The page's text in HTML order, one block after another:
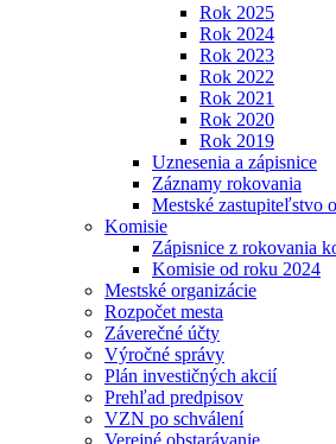
Rok 2025
Rok 2024
Rok 2023
Rok 2022
Rok 2021
Rok 2020
Rok 2019
Uznesenia a zápisnice
Záznamy rokovania
Mestské zastupiteľstvo
Komisie
Zápisnice z rokovania
Komisie od roku 2024
Mestské organizácie
Rozpočet mesta
Záverečné účty
Výročné správy
Plán investičných akcií
Prehľad predpisov
VZN po schválení
Verejné obstarávanie